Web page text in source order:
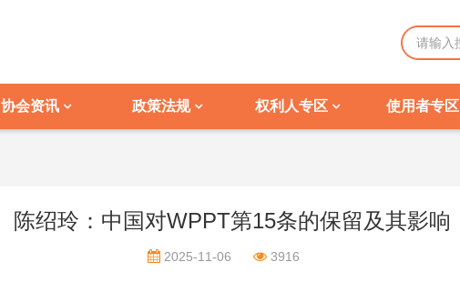
协会资讯 政策法规 权利人专区 使用者专区
陈绍玲：中国对WPPT第15条的保留及其影响
2025-11-06 3916